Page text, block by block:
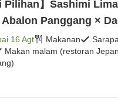
Pilihan】Sashimi
Panggang ×
Atas Teppan
16 Agt Makanan
Makan malam (restoran